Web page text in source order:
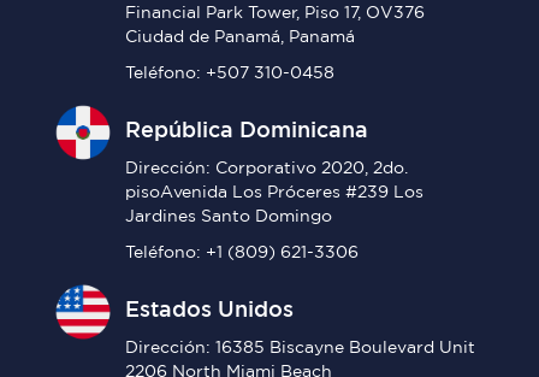
Financial Park Tower, Piso 17, OV376
Ciudad de Panamá, Panamá
Teléfono: +507 310-0458
República Dominicana
Dirección: Corporativo 2020, 2do.
pisoAvenida Los Próceres #239 Los
Jardines Santo Domingo
Teléfono: +1 (809) 621-3306
Estados Unidos
Dirección: 16385 Biscayne Boulevard Unit
2206 North Miami Beach